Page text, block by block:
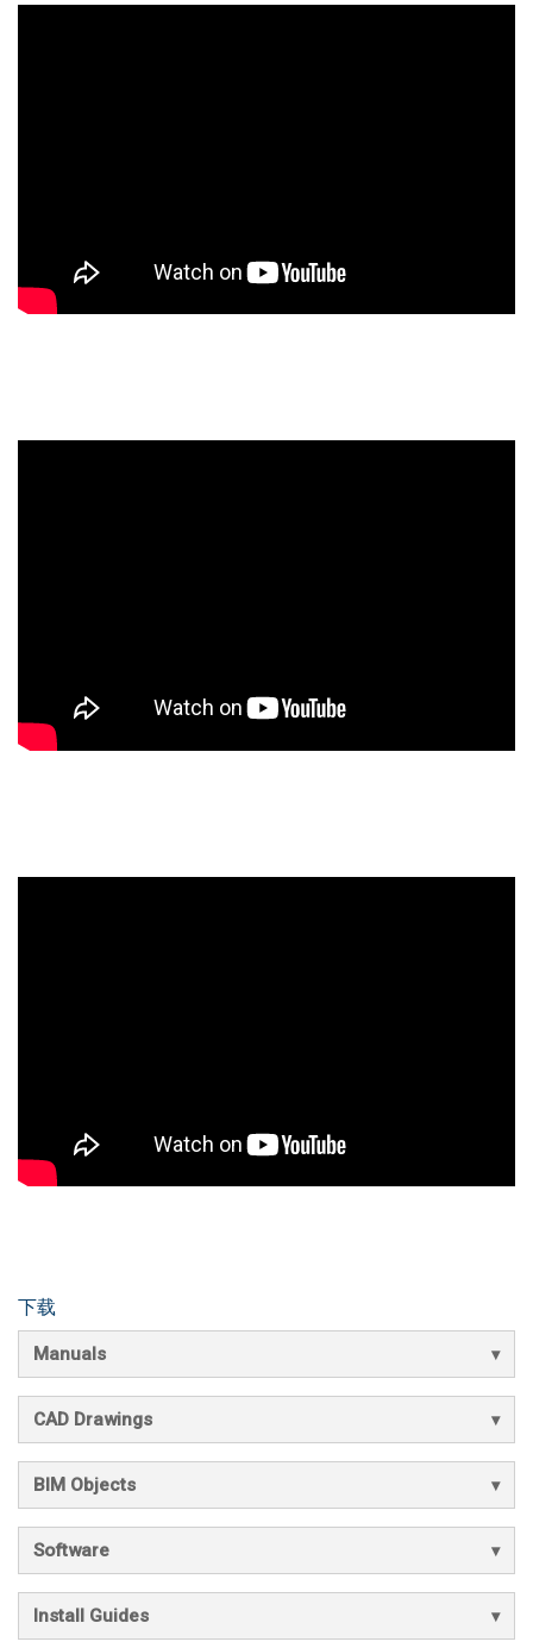
下载
Manuals
CAD Drawings
BIM Objects
Software
Install Guides